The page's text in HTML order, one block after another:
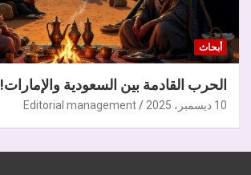
أبحاث
الحرب القادمة بين السعودية والإمارات!
10 ديسمبر، 2025 Editorial management